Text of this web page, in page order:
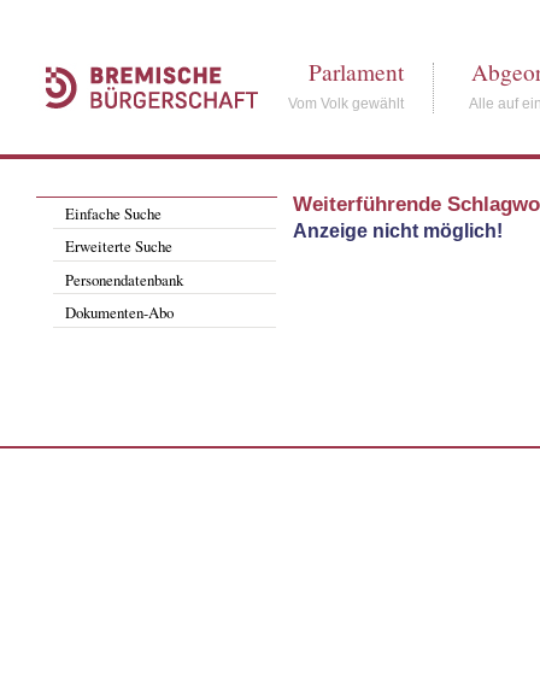
Parlament
Vom Volk gewählt Alle auf
Einfache Suche
Erweiterte Suche
Personendatenbank
Dokumenten-Abo
Weiterführende
Anzeige nicht möglich!